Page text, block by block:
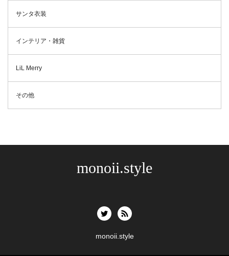
サンタ衣装
インテリア・雑貨
LiL Merry
その他
monoii.style
monoii.style